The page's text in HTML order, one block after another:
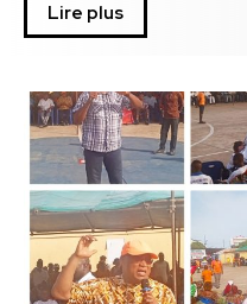
Lire plus